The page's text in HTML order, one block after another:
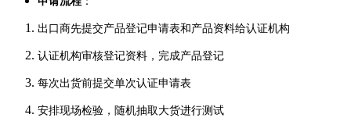
出口商先提交产品登记申请表和产品资料给认证机构
认证机构审核登记资料，完成产品登记
每次出货前提交单次认证申请表
安排现场检验，随机抽取大货进行测试